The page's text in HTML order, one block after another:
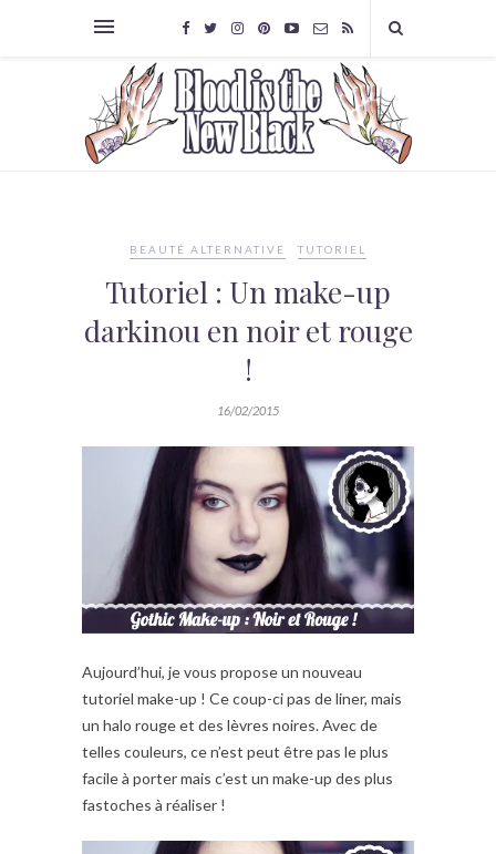
BEAUTÉ ALTERNATIVE TUTORIEL
Tutoriel : Un make-up
darkinou en noir et rouge
!
16/02/2015
Aujourd’hui, je vous propose un nouveau
tutoriel make-up ! Ce coup-ci pas de liner, mais
un halo rouge et des lèvres noires. Avec de
telles couleurs, ce n’est peut être pas le plus
facile à porter mais c’est un make-up des plus
fastoches à réaliser !